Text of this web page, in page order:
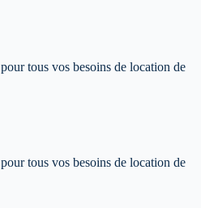
tous vos besoins de location de
tous vos besoins de location de